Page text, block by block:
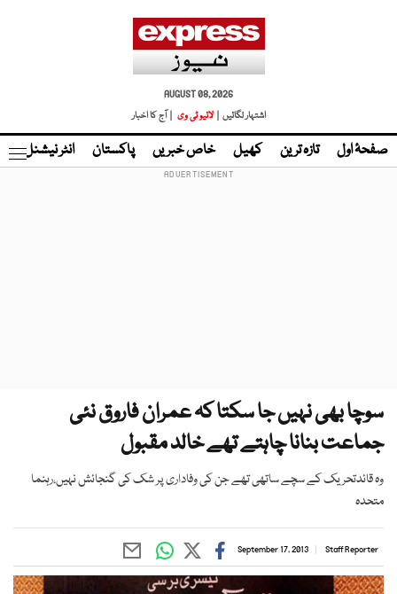
AUGUST 08, 2026
اشتہار لگائیں |
لائیو ٹی وی | آج کا اخبار
صفحۂ اول تازہ ترین کھیل خاص خبریں پاکستان انٹر نیشنل
سوچا بھی نہیں جا سکتا کہ عمران فاروق نئی
جماعت بنانا چاہتے تھے خالد مقبول
وہ قائدتحریک کے سچے ساتھی تھے جن کی وفاداری پر شک کی گنجائش نہیں،رہنما
متحدہ
Staff Reporter
September 17, 2013